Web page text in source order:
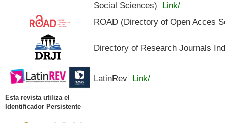
Social Sciences) Link/
ROAD (Directory of Open Acces
Directory of Research Journals
LatinRev Link/
Esta revista utiliza el
Identificador Persistente